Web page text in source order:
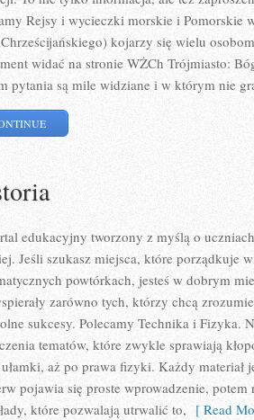
Rejsy i wycieczki morskie i Pomorskie
kojarzy się wielu
widać na stronie WŻCh Trójmiasto:
pytania są mile widziane i w którym nie
edukacyjny tworzony z myślą o
Jeśli szukasz miejsca, które porządkuje
powtórkach, jesteś w dobrym
zarówno tych, którzy chcą
sukcesy. Polecamy Technika i Fizyka.
tematów, które zwykle sprawiają
aż po prawa fizyki. Każdy materiał
pojawia się proste wprowadzenie, potem
które pozwalają utrwalić to, [ Read